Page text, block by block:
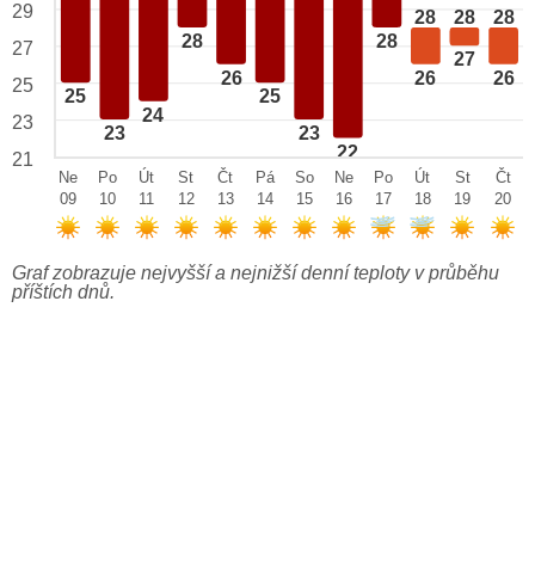
25
23
24
28
26
25
23
22
28
28
26
28
27
28
26
29
27
25
23
21
Ne
09
Po
10
Út
11
St
12
Čt
13
Pá
14
So
15
Ne
16
Po
17
Út
18
St
19
Čt
20
Graf zobrazuje nejvyšší a nejnižší denní teploty v průběhu
příštích dnů.